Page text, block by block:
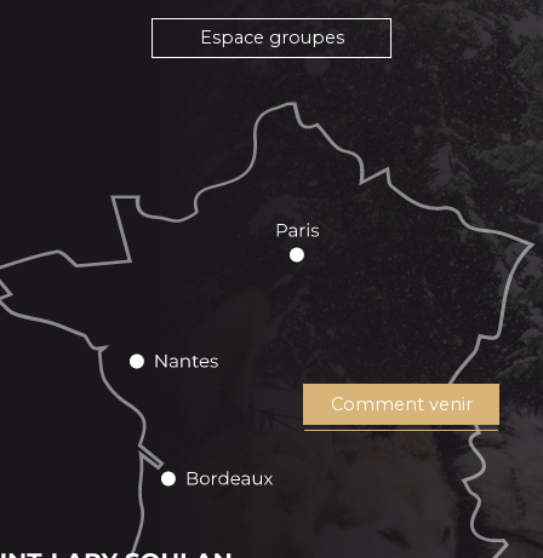
Espace groupes
Comment venir